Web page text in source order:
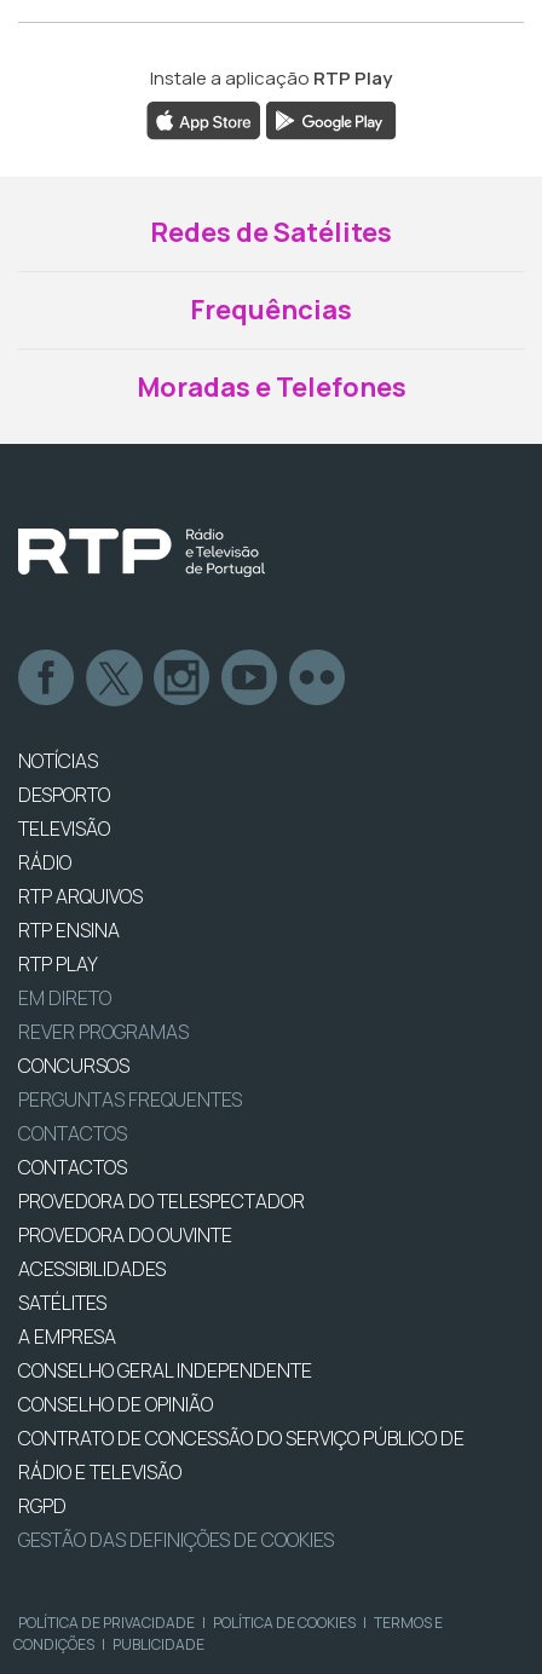
Instale a aplicação RTP Play
Redes de Satélites
Frequências
Moradas e Telefones
NOTÍCIAS
DESPORTO
TELEVISÃO
RÁDIO
RTP ARQUIVOS
RTP ENSINA
RTP PLAY
EM DIRETO
REVER PROGRAMAS
CONCURSOS
PERGUNTAS FREQUENTES
CONTACTOS
CONTACTOS
PROVEDORA DO TELESPECTADOR
PROVEDORA DO OUVINTE
ACESSIBILIDADES
SATÉLITES
A EMPRESA
CONSELHO GERAL INDEPENDENTE
CONSELHO DE OPINIÃO
CONTRATO DE CONCESSÃO DO SERVIÇO PÚBLICO DE
RÁDIO E TELEVISÃO
RGPD
GESTÃO DAS DEFINIÇÕES DE COOKIES
POLÍTICA DE PRIVACIDADE | POLÍTICA DE COOKIES | TERMOS E
CONDIÇÕES | PUBLICIDADE